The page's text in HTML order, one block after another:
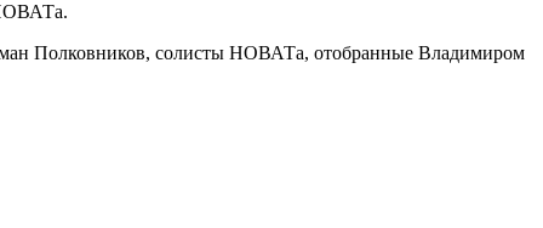
Полковников, солисты НОВАТа, отобранные Владимиром